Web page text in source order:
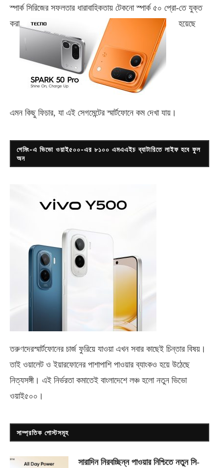
স্পার্ক সিরিজের সফলতার ধারাবাহিকতায় টেকনোস্পার্ক ৫০ প্রো-তে যুক্ত
করা
হয়েছে
এমন কিছু ফিচার, যা এই সেগমেন্টের স্মার্টফোনে কম দেখা যায়।
গেমিং-এ ভিভো ওয়াই৫০০-এর ৮১০০ এমএএইচ ব্যাটারিতে লাইফ হবে ফুল
অন
তরুণদেরস্মার্টফোনের চার্জ ফুরিয়ে যাওয়া এখন সবার কাছেই চিন্তার বিষয়।
তাই ওয়ালেট ও ইয়ারফোনের পাশাপাশি পাওয়ার ব্যাংকও হয়ে উঠেছে
নিত্যসঙ্গী। এই নির্ভরতা কমাতেই বাংলাদেশে লঞ্চ হলো নতুন ভিভো
ওয়াই৫০০ ।
সাম্প্রতিক পোস্টসমূহ
সারাদিন নিরবচ্ছিন্ন পাওয়ার নিশ্চিতে নতুন সি-